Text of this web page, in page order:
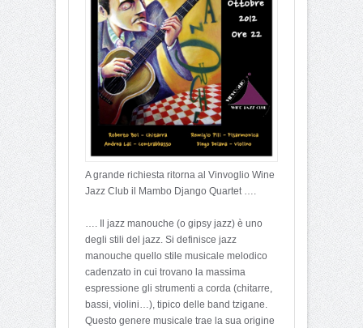
A grande richiesta ritorna al Vinvoglio Wine
Jazz Club il Mambo Django Quartet ….
…. Il jazz manouche (o gipsy jazz) è uno
degli stili del jazz. Si definisce jazz
manouche quello stile musicale melodico
cadenzato in cui trovano la massima
espressione gli strumenti a corda (chitarre,
bassi, violini…), tipico delle band tzigane.
Questo genere musicale trae la sua origine